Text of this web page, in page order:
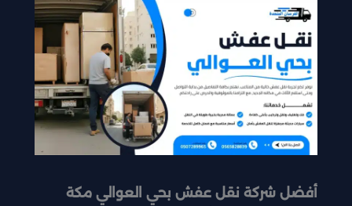
أفضل شركة نقل عفش بحي العوالي مكة